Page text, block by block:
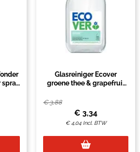
spray
Glasreiniger Ecover
groene thee & grapefruit
€3,88
€ 3,34
€4,04 Incl. BTW